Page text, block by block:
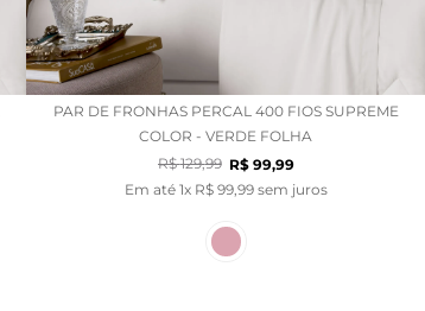
PAR DE FRONHAS PERCAL 400 FIOS SUPREME
COLOR - VERDE FOLHA
R$ 129,99 R$ 99,99
Em até 1x R$ 99, 99sem juros